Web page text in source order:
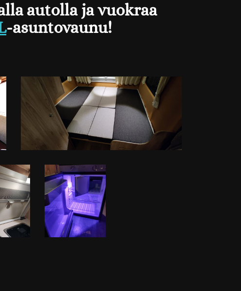
autolla ja vuokraa
-asuntovaunu!